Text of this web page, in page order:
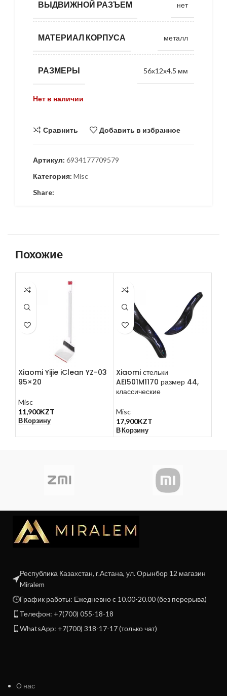
ВЫДВИЖНОЙ РАЗЪЕМ нет
МАТЕРИАЛ КОРПУСА металл
РАЗМЕРЫ 56x12x4.5 мм
Нет в наличии
Сравнить Добавить в избранное
Артикул: 6934177709579
Категория: Misc
Share:
Похожие
Xiaomi Yijie iClean YZ-03
95×20
Misc
11,900KZT
В Корзину
Xiaomi стельки
AEI501M1170 размер 44,
классические
Misc
17,900KZT
В Корзину
Республика Казахстан, г.Астана, ул. Орынбор 12 магазин
Miralem
График работы: Ежедневно с 10.00-20.00 (без перерыва)
Телефон: +7(700) 055-18-18
WhatsApp: +7(700) 318-17-17 (только чат)
О нас